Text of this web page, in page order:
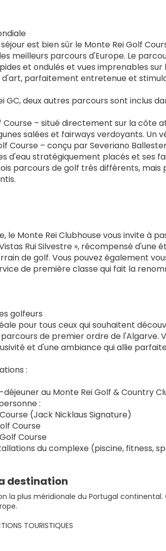
est bien sûr le Monte Rei Golf
meilleurs parcours d'Europe. Le
et ondulés et vues imprenables
parfaitement entretenue et
GC, deux autres parcours sont inclus
Course – situé directement sur la
salées et fairways verdoyants.
Course – conçu par Severiano
d'eau stratégiquement placés et ses
parcours de golf très différents,
le Monte Rei Clubhouse vous invite à
Rui Silvestre », récompensé d'une
de golf. Vous pouvez également
de première classe qui fait la
golfeurs
pour tous ceux qui souhaitent
de premier ordre de l'Algarve.
et d'une ambiance qui allie
:
au Monte Rei Golf & Country
:
(Jack Nicklaus Signature)
Course
Course
du complexe (piscine, fitness,
destination
la plus méridionale du Portugal
TOURISTIQUES